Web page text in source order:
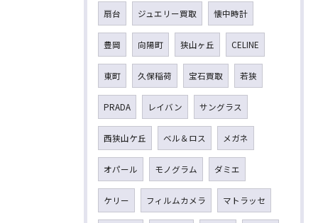
扇台 ジュエリー買取 懐中時計
豊岡 向陽町 狭山ヶ丘 CELINE
東町 久保稲荷 宝石買取 若狭
PRADA レイバン サングラス
西狭山ケ丘 ベル＆ロス メガネ
オパール モノグラム ダミエ
ケリー フィルムカメラ マトラッセ